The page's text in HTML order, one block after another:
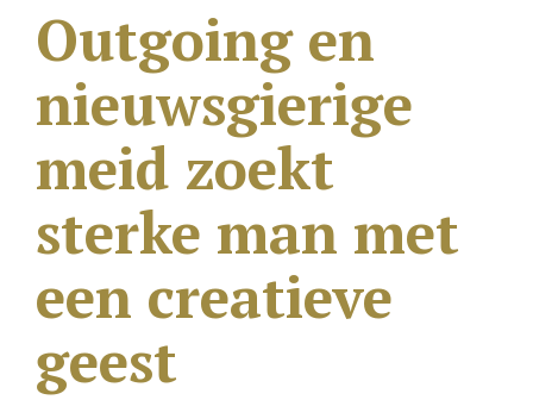
Outgoing en
nieuwsgierige
meid zoekt
sterke man met
een creatieve
geest